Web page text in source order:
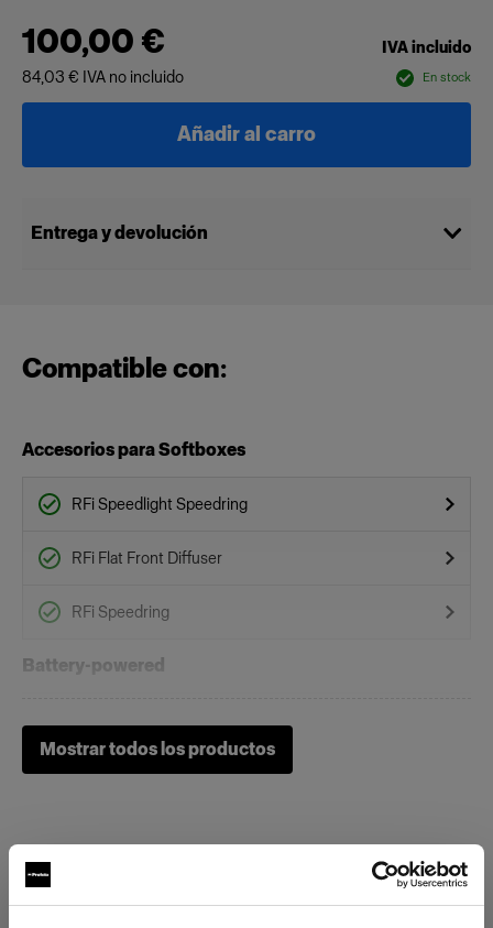
100,00 €
IVA incluido
84,03 € IVA no incluido En stock
Añadir al carro
Entrega y devolución
Compatible con:
Accesorios para Softboxes
RFi Speedlight Speedring
RFi Flat Front Diffuser
RFi Speedring
Battery-powered
Profoto B1X
Mostrar todos los productos